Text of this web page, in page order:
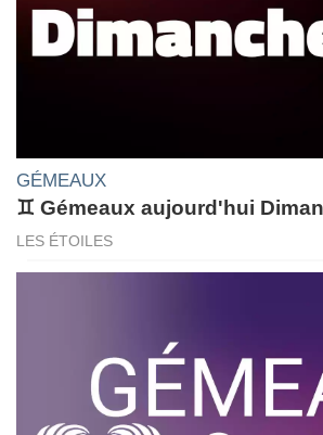
GÉMEAUX
♊ Gémeaux aujourd'hui
LES ÉTOILES